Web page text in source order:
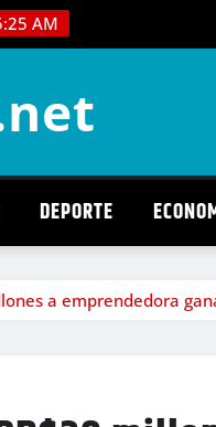
AM
DEPORTE
a emprendedora